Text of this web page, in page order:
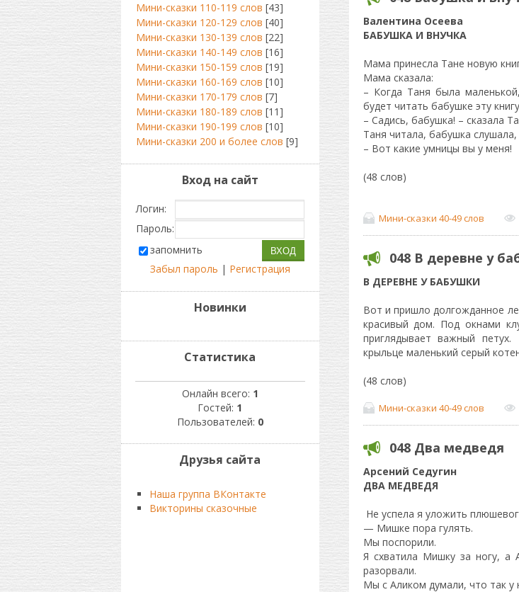
Валентина Осеева
БАБУШКА И ВНУЧКА
Мама принесла Тане новую
Мама сказала:
– Когда Таня была
будет читать бабушке эту
– Садись, бабушка! – сказала
Таня читала, бабушка
– Вот какие умницы вы у меня!
(48 слов)
Мини-сказки 40-49 слов
048 В деревне у
В ДЕРЕВНЕ У БАБУШКИ
Вот и пришло долгожданное
красивый дом. Под окнами
приглядывает важный
крыльце маленький серый
(48 слов)
Мини-сказки 40-49 слов
048 Два медведя
Арсений Седугин
ДВА МЕДВЕДЯ
Не успела я уложить
— Мишке пора гулять.
Мы поспорили.
Я схватила Мишку за ногу,
разорвали.
Мы с Аликом думали, что так у
Мини-сказки 110-119 слов [43]
Мини-сказки 120-129 слов [40]
Мини-сказки 130-139 слов [22]
Мини-сказки 140-149 слов [16]
Мини-сказки 150-159 слов [19]
Мини-сказки 160-169 слов [10]
Мини-сказки 170-179 слов [7]
Мини-сказки 180-189 слов [11]
Мини-сказки 190-199 слов [10]
Мини-сказки 200 и более слов [9]
Вход на сайт
Логин:
Пароль:
запомнить
Забыл пароль | Регистрация
Новинки
Статистика
Онлайн всего: 1
Гостей: 1
Пользователей: 0
Друзья сайта
Наша группа ВКонтакте
Викторины сказочные